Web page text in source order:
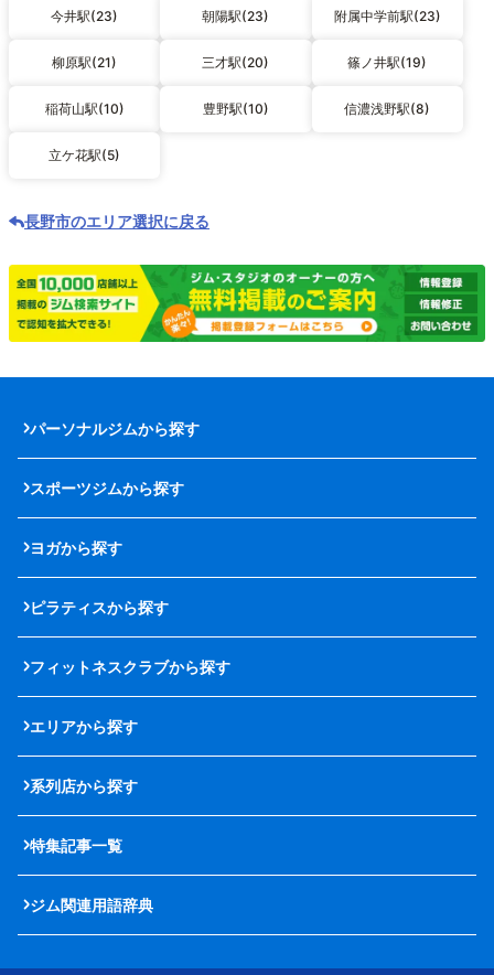
今井駅(23) 朝陽駅(23) 附属中学前駅(23)
柳原駅(21) 三才駅(20) 篠ノ井駅(19)
稲荷山駅(10) 豊野駅(10) 信濃浅野駅(8)
立ケ花駅(5)
長野市のエリア選択に戻る
パーソナルジムから探す
スポーツジムから探す
ヨガから探す
ピラティスから探す
フィットネスクラブから探す
エリアから探す
系列店から探す
特集記事一覧
ジム関連用語辞典